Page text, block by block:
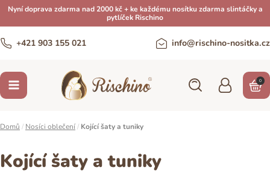
Nyní doprava zdarma nad 2000 kč + ke každému nosítku zdarma slintáčky a
pytlíček Rischino
+421 903 155 021 info@rischino-nositka.cz
0
Domů / Nosíci oblečení/ Kojící šaty a tuniky
Kojící šaty a tuniky